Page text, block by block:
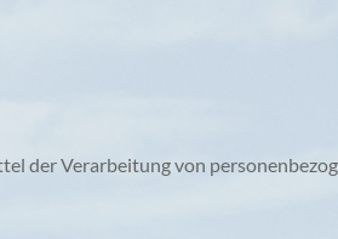
der Verarbeitung von